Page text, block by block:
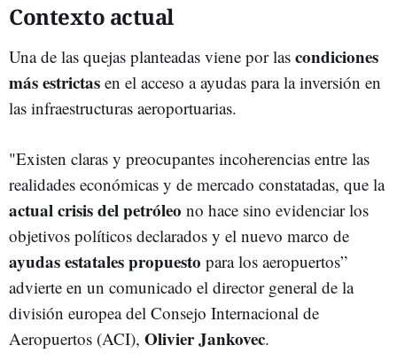
Contexto actual
Una de las quejas planteadas viene por las condiciones
más estrictas en el acceso a ayudas para la inversión en
las infraestructuras aeroportuarias.
"Existen claras y preocupantes incoherencias entre las
realidades económicas y de mercado constatadas, que la
actual crisis del petróleo no hace sino evidenciar los
objetivos políticos declarados y el nuevo marco de
ayudas estatales propuesto para los aeropuertos”
advierte en un comunicado el director general de la
división europea del Consejo Internacional de
Aeropuertos (ACI), Olivier Jankovec.